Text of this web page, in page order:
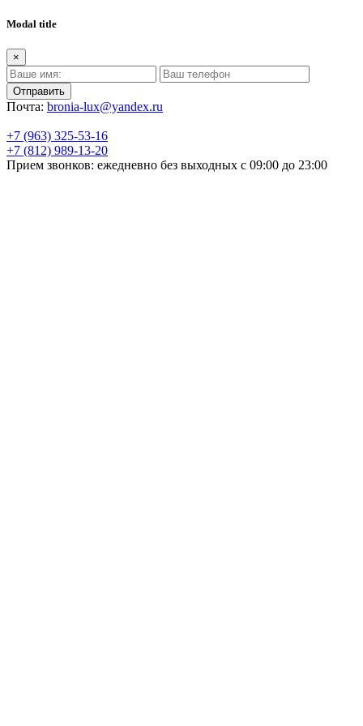
Modal title
×
Почта: bronia-lux@yandex.ru
+7 (963) 325-53-16
+7 (812) 989-13-20
Прием звонков: ежедневно без выходных с 09:00 до 23:00